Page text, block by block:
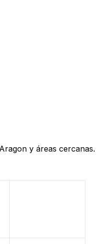
y áreas cercanas.